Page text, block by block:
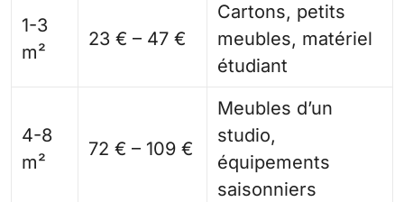
1-3
m²
23 € – 47 €
Cartons, petits
meubles, matériel
étudiant
4-8
m²
72 € – 109 €
Meubles d’un
studio,
équipements
saisonniers